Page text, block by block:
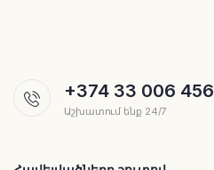
+374 33 006 456
Աշխատում ենք 24/7